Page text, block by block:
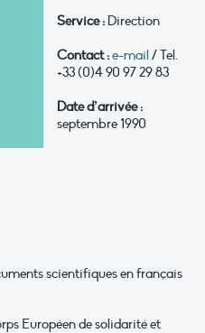
Service : Direction
Contact :e-mail / Tel.
+33 (0)4 90 97 29 83
Date d’arrivée :
septembre 1990
scientifiques en français
Européen de solidarité et